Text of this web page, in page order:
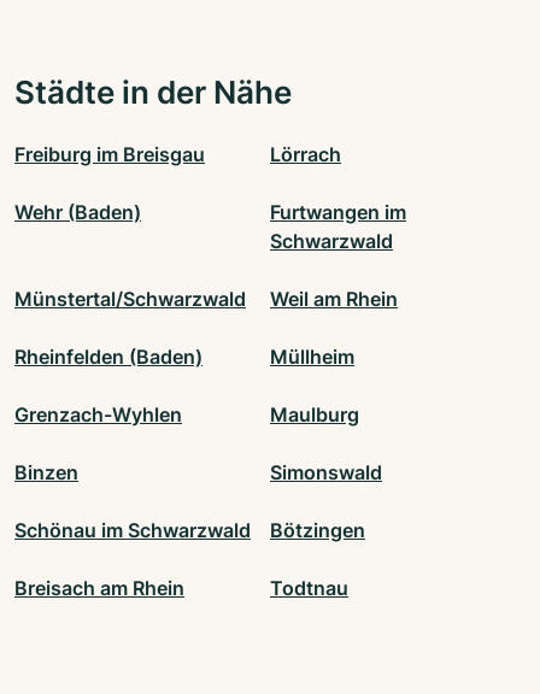
Städte in der Nähe
Freiburg im Breisgau Lörrach
Wehr (Baden)
Furtwangen im
Schwarzwald
Münstertal/Schwarzwald Weil am Rhein
Rheinfelden (Baden) Müllheim
Grenzach-Wyhlen Maulburg
Binzen Simonswald
Schönau im Schwarzwald Bötzingen
Breisach am Rhein Todtnau